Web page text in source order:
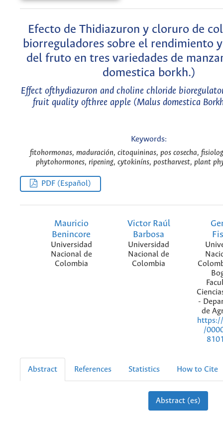
Efecto de Thidiazuron y cloruro de
biorreguladores sobre el rendimiento
del fruto en tres variedades de
domestica borkh.)
Effect ofthydiazuron and choline chloride
fruit quality ofthree apple (Malus domestica
Keywords:
fitohormonas, maduración, citoquininas, pos cosecha,
phytohormones, ripening, cytokiníns, postharvest, plant
PDF (Español)
Mauricio
Benincore
Universidad
Nacional de
Colombia
Victor Raúl
Barbosa
Universidad
Nacional de
Colombia
-
de
/
Abstract References Statistics How to Cite
Abstract (es)